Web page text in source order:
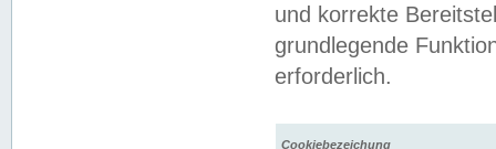
und korrekte
grundlegende
erforderlich.
Cookiebezeichung